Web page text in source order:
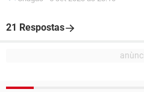
21 Respostas